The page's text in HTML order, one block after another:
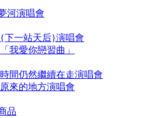
河演唱會
{下一站天后}演唱會
我愛你戀習曲」
時間仍然繼續在走演唱會
原來的地方演唱會
品